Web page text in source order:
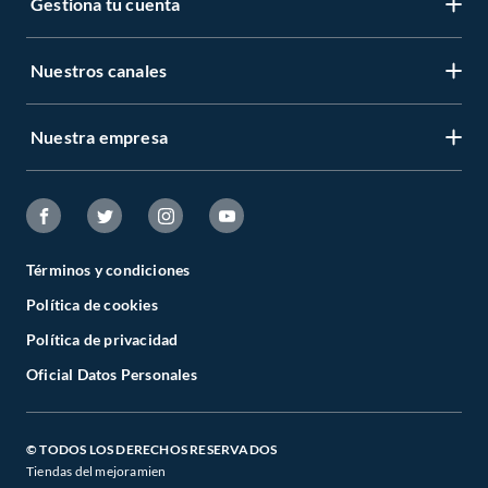
Nuestros canales
Nuestra empresa
Términos y condiciones
Política de cookies
Política de privacidad
Oficial Datos Personales
© TODOS LOS DERECHOS RESERVADOS
Tiendas del mejoramien